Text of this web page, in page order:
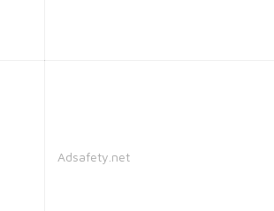
Adsafety.net